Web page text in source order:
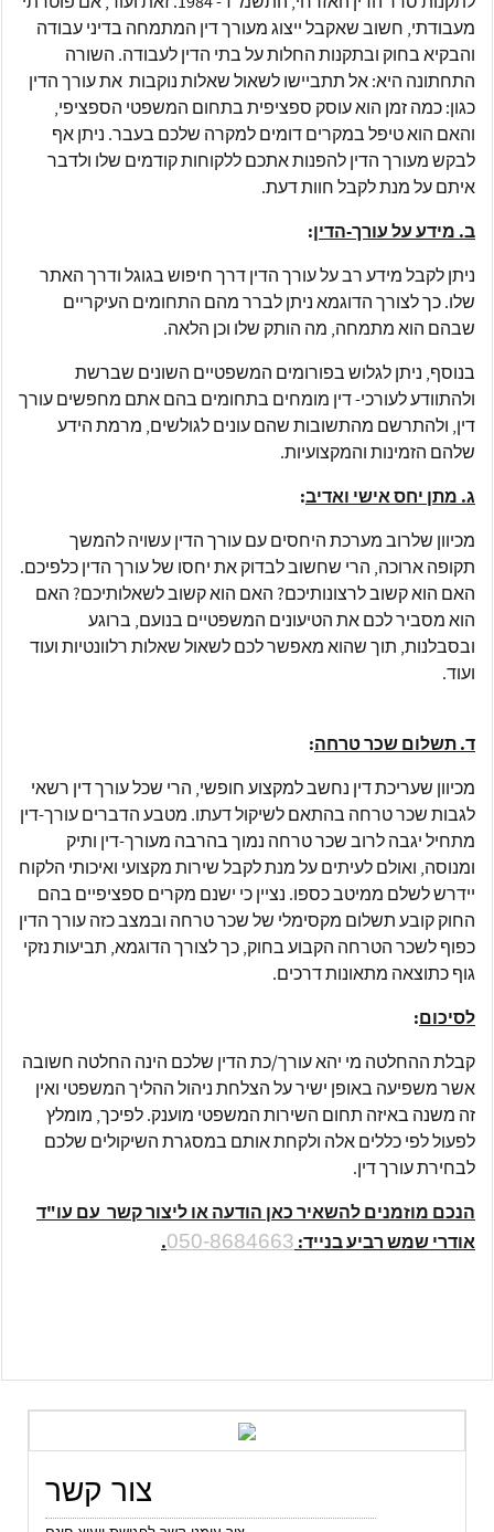
מעבודתי, חשוב שאקבל ייצוג מעורך דין המתמחה בדיני עבודה
והבקיא בחוק ובתקנות החלות על בתי הדין לעבודה. השורה
התחתונה היא: אל תתביישו לשאול שאלות נוקבות את עורך הדין
כגון: כמה זמן הוא עוסק ספציפית בתחום המשפטי הספציפי,
והאם הוא טיפל במקרים דומים למקרה שלכם בעבר. ניתן אף
לבקש מעורך הדין להפנות אתכם ללקוחות קודמים שלו ולדבר
איתם על מנת לקבל חוות דעת.
ב. מידע על עורך-הדין:
ניתן לקבל מידע רב על עורך הדין דרך חיפוש בגוגל ודרך האתר
שלו. כך לצורך הדוגמא ניתן לברר מהם התחומים העיקריים
שבהם הוא מתמחה, מה הותק שלו וכן הלאה.
בנוסף, ניתן לגלוש בפורומים המשפטיים השונים שברשת
ולהתוודע לעורכי- דין מומחים בתחומים בהם אתם מחפשים עורך
דין, ולהתרשם מהתשובות שהם עונים לגולשים, מרמת הידע
שלהם הזמינות והמקצועיות.
ג. מתן יחס אישי ואדיב:
מכיוון שלרוב מערכת היחסים עם עורך הדין עשויה להמשך
תקופה ארוכה, הרי שחשוב לבדוק את יחסו של עורך הדין כלפיכם.
האם הוא קשוב לרצונותיכם? האם הוא קשוב לשאלותיכם? האם
הוא מסביר לכם את הטיעונים המשפטיים בנועם, ברוגע
ובסבלנות, תוך שהוא מאפשר לכם לשאול שאלות רלוונטיות ועוד
ועוד.
ד. תשלום שכר טרחה:
מכיוון שעריכת דין נחשב למקצוע חופשי, הרי שכל עורך דין רשאי
לגבות שכר טרחה בהתאם לשיקול דעתו. מטבע הדברים עורך-דין
מתחיל יגבה לרוב שכר טרחה נמוך בהרבה מעורך-דין ותיק
ומנוסה, ואולם לעיתים על מנת לקבל שירות מקצועי ואיכותי הלקוח
יידרש לשלם ממיטב כספו. נציין כי ישנם מקרים ספציפיים בהם
החוק קובע תשלום מקסימלי של שכר טרחה ובמצב כזה עורך הדין
כפוף לשכר הטרחה הקבוע בחוק, כך לצורך הדוגמא, תביעות נזקי
גוף כתוצאה מתאונות דרכים.
לסיכום:
קבלת ההחלטה מי יהא עורך/כת הדין שלכם הינה החלטה חשובה
אשר משפיעה באופן ישיר על הצלחת ניהול ההליך המשפטי ואין
זה משנה באיזה תחום השירות המשפטי מוענק. לפיכך, מומלץ
לפעול לפי כללים אלה ולקחת אותם במסגרת השיקולים שלכם
לבחירת עורך דין.
הנכם מוזמנים להשאיר כאן הודעה או ליצור קשר עם עו"ד
אודרי שמש רביע בנייד: 050-8684663
.
צור קשר